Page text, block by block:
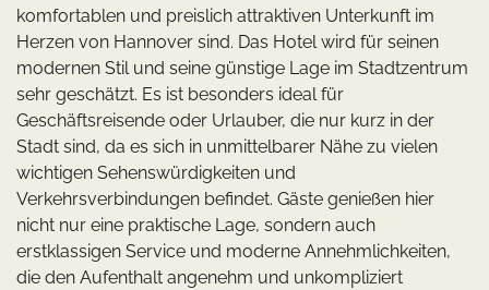
komfortablen und preislich attraktiven Unterkunft im
Herzen von Hannover sind. Das Hotel wird für seinen
modernen Stil und seine günstige Lage im Stadtzentrum
sehr geschätzt. Es ist besonders ideal für
Geschäftsreisende oder Urlauber, die nur kurz in der
Stadt sind, da es sich in unmittelbarer Nähe zu vielen
wichtigen Sehenswürdigkeiten und
Verkehrsverbindungen befindet. Gäste genießen hier
nicht nur eine praktische Lage, sondern auch
erstklassigen Service und moderne Annehmlichkeiten,
die den Aufenthalt angenehm und unkompliziert